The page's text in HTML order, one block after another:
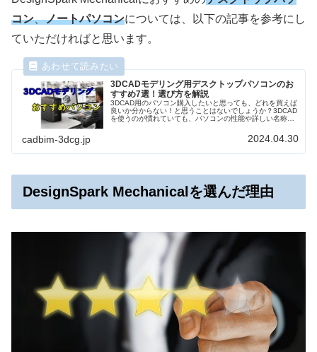
コン、ノートパソコンについては、以下の記事を参考にし
ていただければと思います。
3DCADモデリング用デスクトップパソコンのお
すすめ7選！選び方を解説
3DCAD用のパソコン購入したいと思っても、どれを買えば
良いか分からない！と思うことはないでしょうか？3DCAD
を使うのが慣れていても、パソコンの性能や詳しい名称は
ソコンの選び方や、おすすめについて、デジタルエンジニ
アリング歴20年以上の筆者がご紹介します。
cadbim-3dcg.jp 2024.04.30
DesignSpark Mechanicalを選んだ理由